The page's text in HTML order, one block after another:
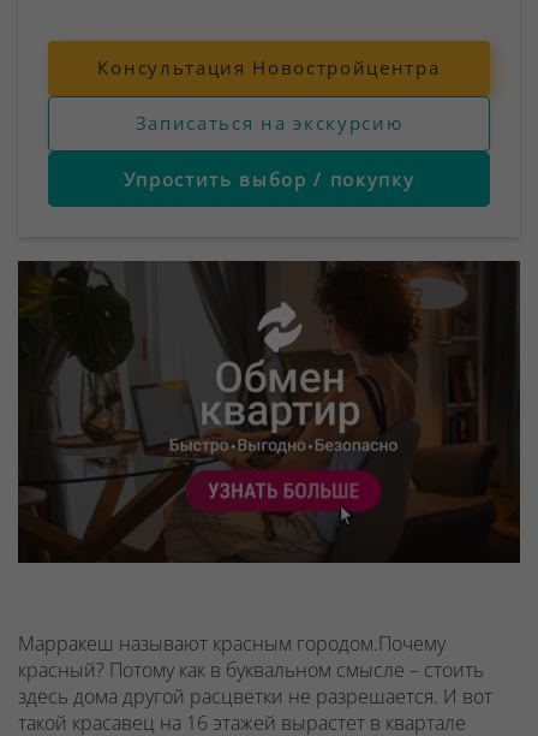
Консультация Новостройцентра
Записаться на экскурсию
Упростить выбор / покупку
Марракеш называют красным городом.Почему
красный? Потому как в буквальном смысле – стоить
здесь дома другой расцветки не разрешается. И вот
такой красавец на 16 этажей вырастет в квартале